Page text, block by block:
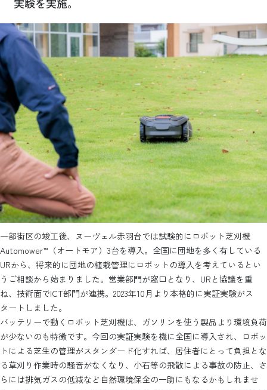
一部街区の竣工後、ヌーヴェル赤羽台では試験的にロボット芝刈機
Automower™（オートモア）3台を導入。全国に団地を多く有している
URから、将来的に団地の植栽管理にロボットの導入を考えているとい
うご相談から始まりました。営業部門が窓口となり、URと協議を重
ね、技術面でICT部門が連携。2023年10月より本格的に実証実験がス
タートしました。
バッテリーで動くロボット芝刈機は、ガソリンを使う製品より環境負荷
が少ないのも特徴です。今回の実証実験を機に全国に導入され、ロボッ
トによる芝生の管理がスタンダード化すれば、居住者にとって負担とな
る草刈り作業時の騒音がなくなり、小石等の飛散による事故の防止、さ
らには排気ガスの低減など自然環境保全の一助にもなるかもしれませ